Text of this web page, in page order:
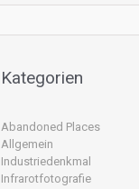
Kategorien
Abandoned Places
Allgemein
Industriedenkmal
Infrarotfotografie